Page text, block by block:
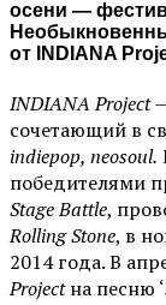
осени —
от
INDIANA
INDIANA Project
сочетающий в
indiepop, neosoul.
победителями
Stage Battle,
Rolling Stone, в
2014 года. В
Projectна песню ‘